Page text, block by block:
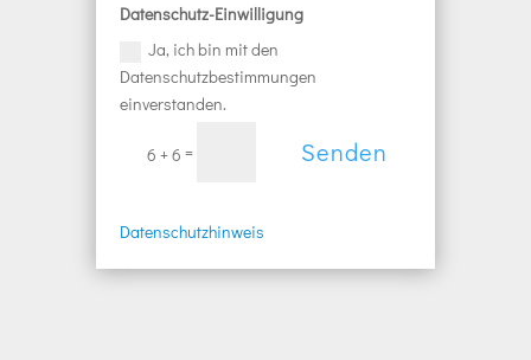
Datenschutz-Einwilligung
Ja, ich bin mit den
Datenschutzbestimmungen
einverstanden.
6 + 6 = Senden
n
Datenschutzhinweis